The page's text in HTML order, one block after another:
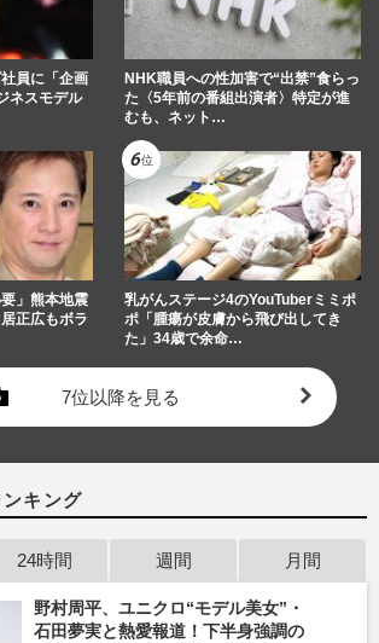
員に「企画
ネスモデル
NHK職員への性加害で“出禁”食らっ
た〈5年前の番組出演者〉特定が進
むも、ネット…
」熊本地震
正広もボラ
乳がんステージ4のYouTuberミミポ
ポ「腫瘍が皮膚から飛び出してき
た」34歳で余命…
7位以降を見る
キング
24時間 週間 月間
野村周平、ユニクロ“モデル美女”・
石田夢実と熱愛報道！下半身強調の